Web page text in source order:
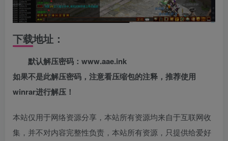
下载地址：
默认解压密码：www.aae.ink
如果不是此解压密码，注意看压缩包的注释，推荐使用
winrar进行解压！
本站仅用于网络资源分享，本站所有资源均来自于互联网收
集，并不对内容完整性负责，本站所有资源，只提供给爱好